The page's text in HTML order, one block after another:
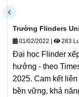
Trường Flinders
01/02/2022 283
Đại học Flinder
hưởng - theo
2025. Cam kết
bền vững, khả